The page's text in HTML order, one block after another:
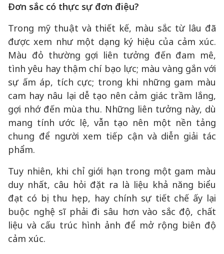
Đơn sắc có thực sự đơn điệu?
Trong mỹ thuật và thiết kế, màu sắc từ lâu đã
được xem như một dạng ký hiệu của cảm xúc.
Màu đỏ thường gợi liên tưởng đến đam mê,
tình yêu hay thậm chí bạo lực; màu vàng gắn với
sự ấm áp, tích cực; trong khi những gam màu
cam hay nâu lại dễ tạo nên cảm giác trầm lắng,
gợi nhớ đến mùa thu. Những liên tưởng này, dù
mang tính ước lệ, vẫn tạo nên một nền tảng
chung để người xem tiếp cận và diễn giải tác
phẩm.
Tuy nhiên, khi chỉ giới hạn trong một gam màu
duy nhất, câu hỏi đặt ra là liệu khả năng biểu
đạt có bị thu hẹp, hay chính sự tiết chế ấy lại
buộc nghệ sĩ phải đi sâu hơn vào sắc độ, chất
liệu và cấu trúc hình ảnh để mở rộng biên độ
cảm xúc.